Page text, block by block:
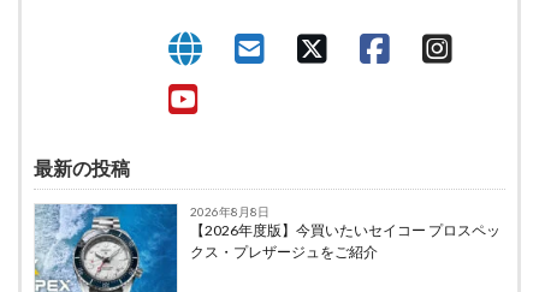
最新の投稿
2026年8月8日
【2026年度版】今買いたいセイコー プロスペッ
クス・プレザージュをご紹介